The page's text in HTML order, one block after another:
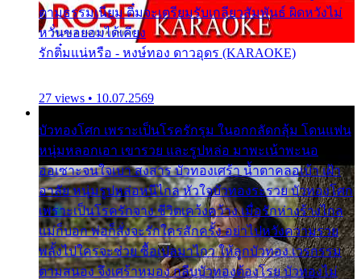
ตามธรรมเนียม ติ๋มจะเตรียมรับเกลียวสัมพันธ์ ผิดหวังไม่
หวั่นขอยอมได้เคียง
รักติ๋มแน่หรือ - หงษ์ทอง ดาวอุดร (KARAOKE)
27 views • 10.07.2569
บัวทองโศก เพราะเป็นโรครักรุม ในอกกลัดกลุ้ม โดนแฟน
หนุ่มหลอกเอา เขารวย และรูปหล่อ มาพะเน้าพะนอ
ออเซาะจนใจเบา สงสาร บัวทองเศร้า น้ำตาคลอเบ้า เฝ้า
อาลัย หนุ่มรูปหล่อหนีไกล หัวใจบัวทองระรวย บัวทองโศก
เพราะเป็นโรครักจาง ชีวิตเคว้งคว้าง เมื่อรักห่างร้างไกล
แม่ก็บอก พ่อก็สั่งจะรักใครสักครั้ง อย่าไปหวังความรวย
พลั้งไปใครจะช่วย ซื้อเปลมาไกว ให้ลูกบัวทอง เวรกรรม
ตามสนอง จึงเศร้าหมอง กลีบบัวทองต้องโรย บัวทองไม่